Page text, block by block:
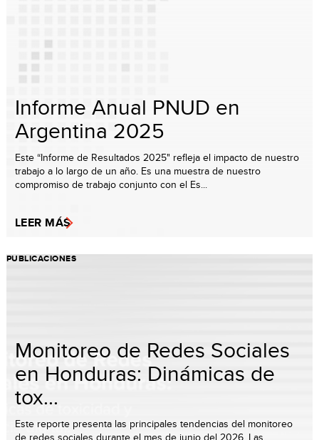
Informe Anual PNUD en
Argentina 2025
Este “Informe de Resultados 2025" refleja el impacto de nuestro
trabajo a lo largo de un año. Es una muestra de nuestro
compromiso de trabajo conjunto con el Es...
LEER MÁS
PUBLICACIONES
Monitoreo de Redes Sociales
en Honduras: Dinámicas de
tox...
Este reporte presenta las principales tendencias del monitoreo